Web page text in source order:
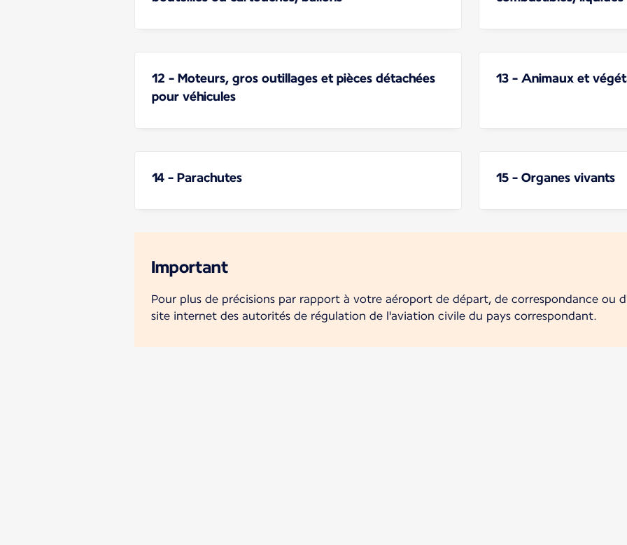
12 - Moteurs, gros outillages et pièces détachées
pour véhicules
13 - Animaux et
14 - Parachutes 15 - Organes vivants
Important
Pour plus de précisions par rapport à votre aéroport de départ, de correspondance ou
site internet des autorités de régulation de l'aviation civile du pays correspondant.